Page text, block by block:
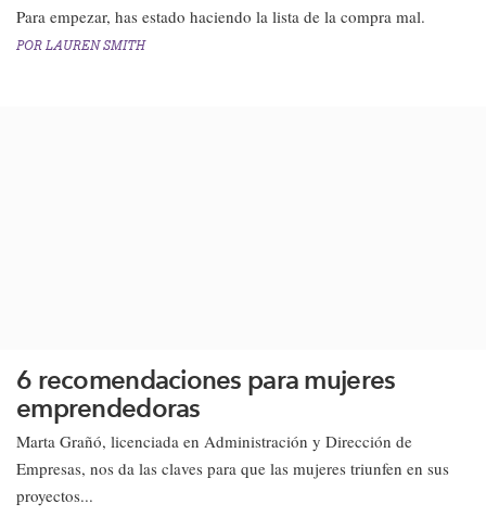
Para empezar, has estado haciendo la lista de la compra mal.
POR LAUREN SMITH
6 recomendaciones para mujeres
emprendedoras
​​Marta Grañó, licenciada en Administración y Dirección de
Empresas, nos da las claves para que las mujeres triunfen en sus
proyectos...